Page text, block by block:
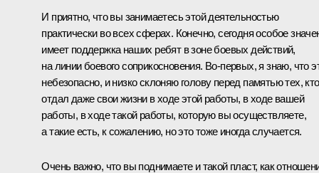
И приятно, что вы занимаетесь этой деятельностью
практически во всех сферах. Конечно, сегодня особое
имеет поддержка наших ребят в зоне боевых действий,
на линии боевого соприкосновения. Во-первых, я знаю, что
небезопасно, и низко склоняю голову перед памятью тех, кто
отдал даже свои жизни в ходе этой работы, в ходе вашей
работы, в ходе такой работы, которую вы осуществляете,
а такие есть, к сожалению, но это тоже иногда случается.
Очень важно, что вы поднимаете и такой пласт, как